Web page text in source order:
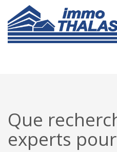
Que
experts